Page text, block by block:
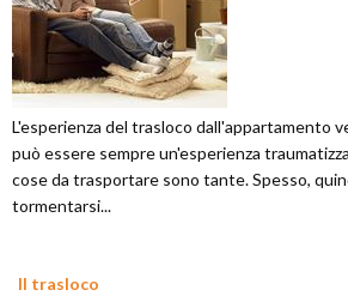
L'esperienza del trasloco dall'appartamento
può essere sempre un'esperienza
cose da trasportare sono tante. Spesso,
tormentarsi...
Il trasloco